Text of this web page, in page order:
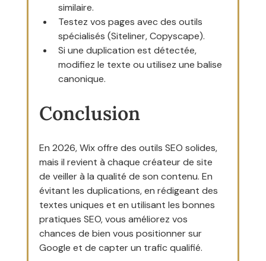
similaire.
Testez vos pages avec des outils
spécialisés (Siteliner, Copyscape).
Si une duplication est détectée,
modifiez le texte ou utilisez une balise
canonique.
Conclusion
En 2026, Wix offre des outils SEO solides,
mais il revient à chaque créateur de site
de veiller à la qualité de son contenu. En
évitant les duplications, en rédigeant des
textes uniques et en utilisant les bonnes
pratiques SEO, vous améliorez vos
chances de bien vous positionner sur
Google et de capter un trafic qualifié.